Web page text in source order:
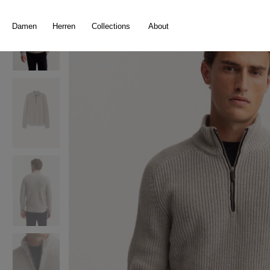
Damen Herren Collections About